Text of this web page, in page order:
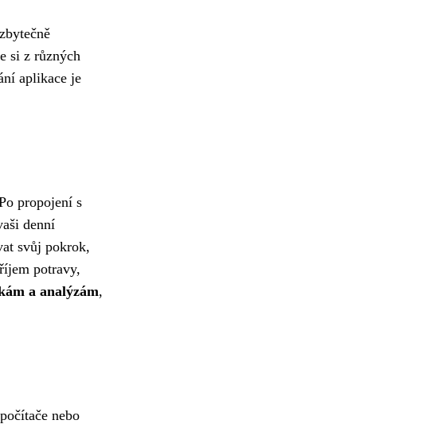
si z různých
aplikace je
propojení s
denní
svůj pokrok,
potravy,
a analýzám,
nebo